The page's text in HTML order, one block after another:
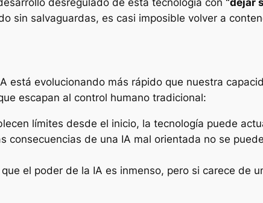
desregulado de esta tecnología con “dejar
sin salvaguardas, es casi imposible volver a
está evolucionando más rápido que nuestra
escapan al control humano tradicional:
límites desde el inicio, la tecnología puede
consecuencias de una IA mal orientada no se
el poder de la IA es inmenso, pero si carece de